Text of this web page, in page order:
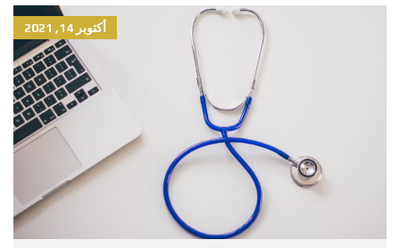
أكتوبر 14, 2021